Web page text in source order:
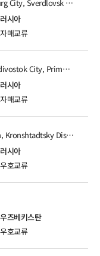
러시아
스베르들롭스크주 예카테린부르크시( Yekaterinburg City, Sverdlovsk Oblast )
자매교류
러시아
연해주(프리모르스키 지방) 블라디보스토크시( Vladivostok City, Primorsky Krai )
자매교류
러시아
크론슈타츠키군 크론슈타트타운( Kronstadt Town, Kronshtadtsky District )
우호교류
우즈베키스탄
우호교류